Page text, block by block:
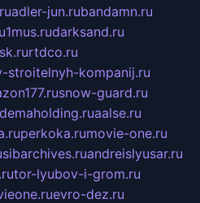
adler-jun.rubandamn.ru
1mus.rudarksand.ru
rtdco.ru
stroitelnyh-kompanij.ru
snow-guard.ru
demaholding.ruaalse.ru
perkoka.rumovie-one.ru
sibarchives.ruandreislyusar.ru
tor-lyubov-i-grom.ru
evro-dez.ru